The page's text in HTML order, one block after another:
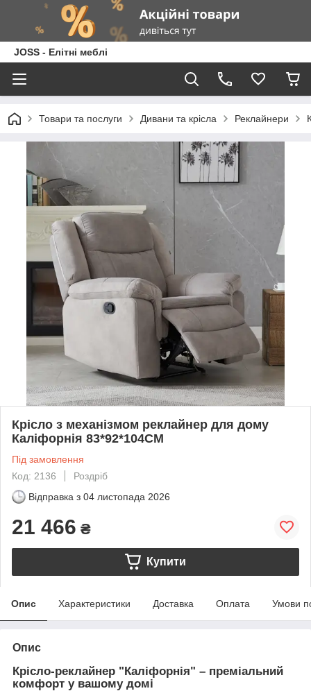
JOSS - Елітні меблі
Товари та послуги Дивани та крісла Реклайнери
Крісло з механізмом реклайнер для дому
Каліфорнія 83*92*104CM
Під замовлення
Код: 2136
Роздріб
Відправка з 04 листопада 2026
21 466 ₴
Купити
Опис Характеристики Доставка Оплата Умови
Опис
Крісло-реклайнер "Каліфорнія" – преміальний
комфорт у вашому домі